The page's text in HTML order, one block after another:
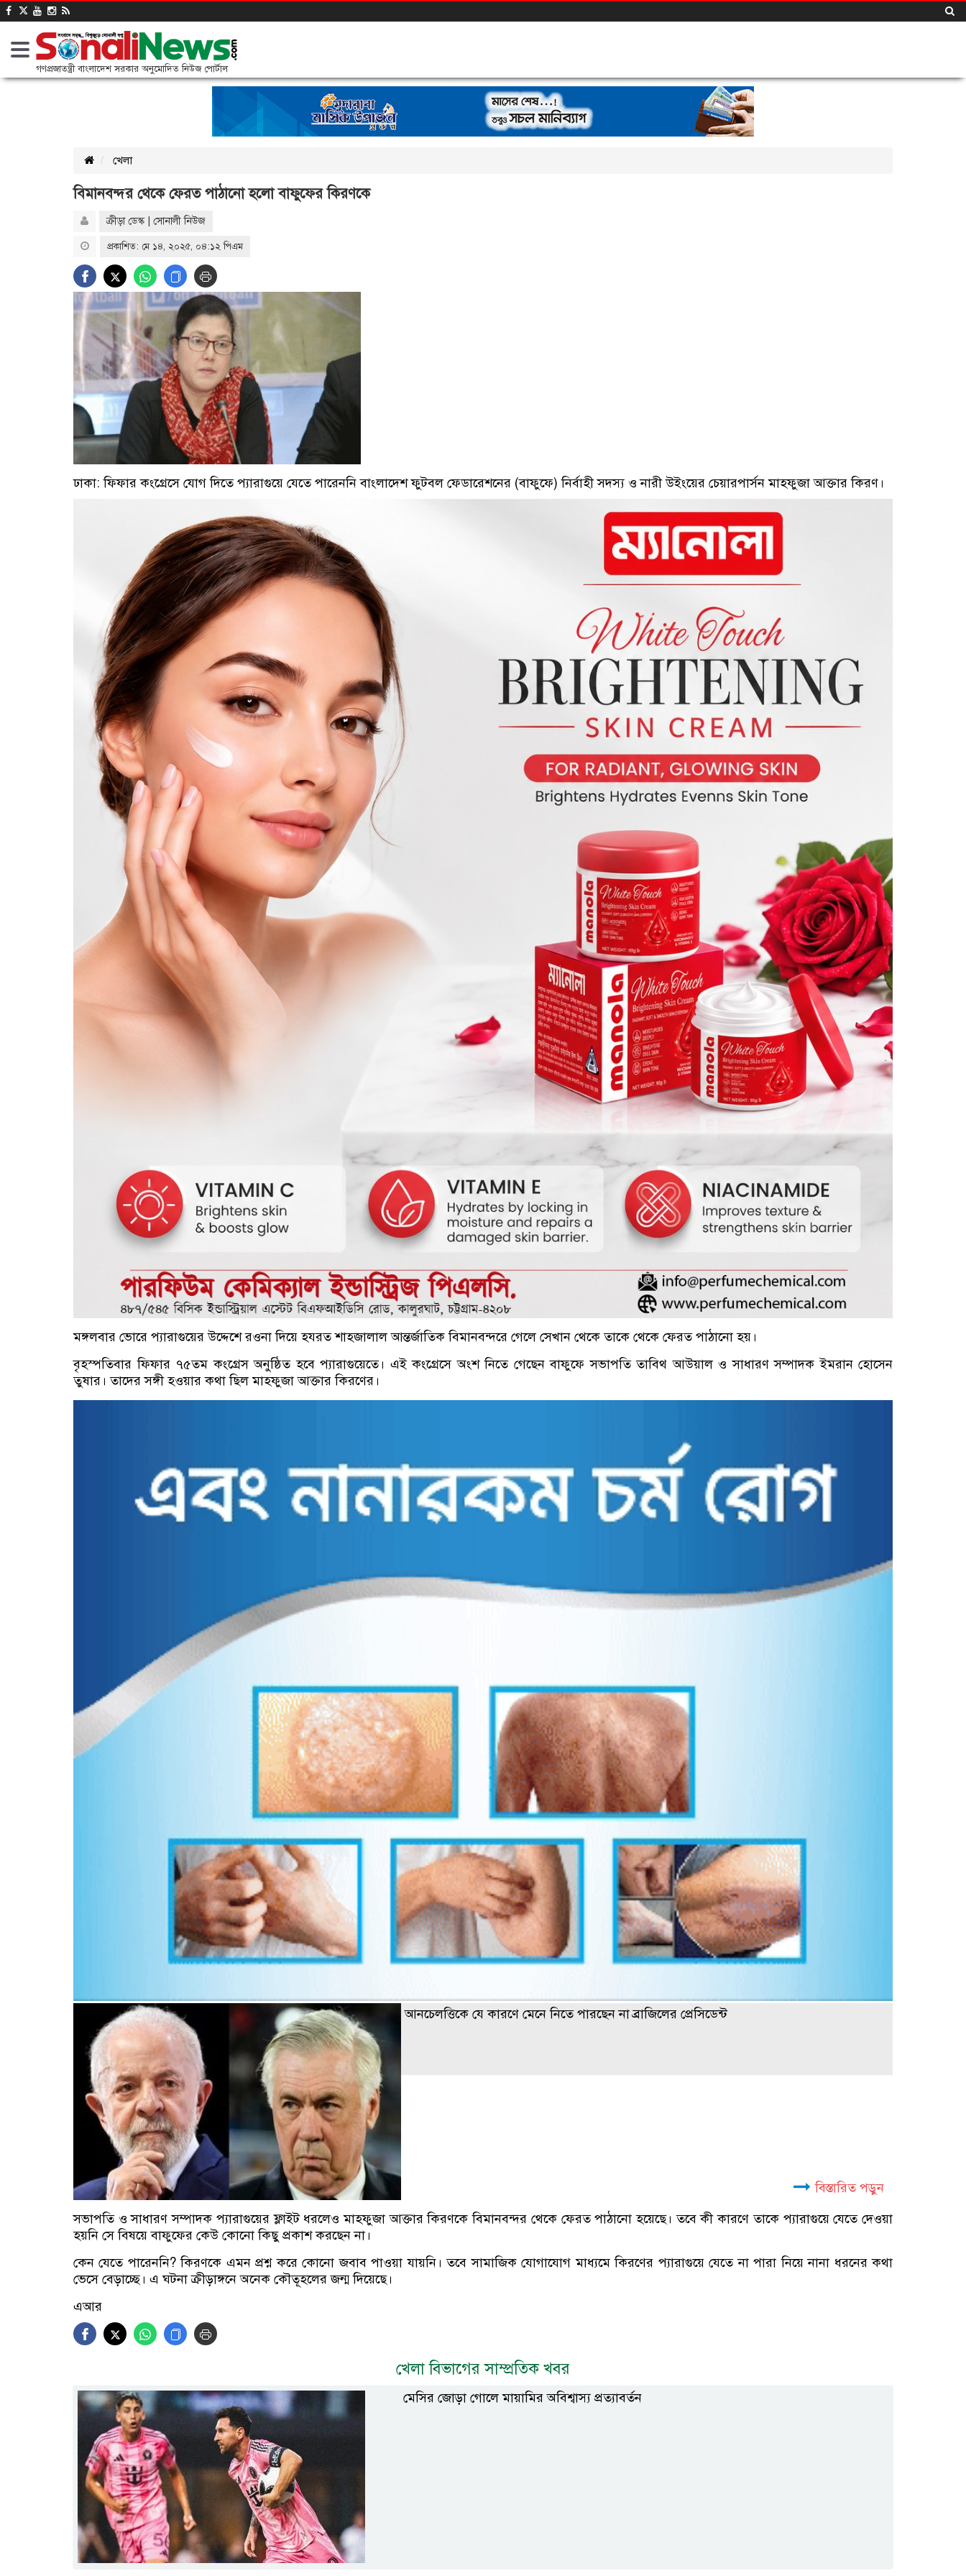
গণপ্রজাতন্ত্রী বাংলাদেশ সরকার অনুমোদিত নিউজ পোর্টাল
খেলা
বিমানবন্দর থেকে ফেরত পাঠানো হলো বাফুফের কিরণকে
ক্রীড়া ডেস্ক | সোনালী নিউজ
প্রকাশিত: মে ১৪, ২০২৫, ০৪:১২ পিএম
ঢাকা: ফিফার কংগ্রেসে যোগ দিতে প্যারাগুয়ে যেতে পারেননি বাংলাদেশ ফুটবল ফেডারেশনের (বাফুফে) নির্বাহী সদস্য ও নারী উইংয়ের চেয়ারপার্সন মাহফুজা আক্তার কিরণ।
মঙ্গলবার ভোরে প্যারাগুয়ের উদ্দেশে রওনা দিয়ে হযরত শাহজালাল আন্তর্জাতিক বিমানবন্দরে গেলে সেখান থেকে তাকে থেকে ফেরত পাঠানো হয়।
বৃহস্পতিবার ফিফার ৭৫তম কংগ্রেস অনুষ্ঠিত হবে প্যারাগুয়েতে। এই কংগ্রেসে অংশ নিতে গেছেন বাফুফে সভাপতি তাবিথ আউয়াল ও সাধারণ সম্পাদক ইমরান হোসেন
তুষার। তাদের সঙ্গী হওয়ার কথা ছিল মাহফুজা আক্তার কিরণের।
আনচেলত্তিকে যে কারণে মেনে নিতে পারছেন না ব্রাজিলের প্রেসিডেন্ট
বিস্তারিত পড়ুন
সভাপতি ও সাধারণ সম্পাদক প্যারাগুয়ের ফ্লাইট ধরলেও মাহফুজা আক্তার কিরণকে বিমানবন্দর থেকে ফেরত পাঠানো হয়েছে। তবে কী কারণে তাকে প্যারাগুয়ে যেতে দেওয়া
হয়নি সে বিষয়ে বাফুফের কেউ কোনো কিছু প্রকাশ করছেন না।
কেন যেতে পারেননি? কিরণকে এমন প্রশ্ন করে কোনো জবাব পাওয়া যায়নি। তবে সামাজিক যোগাযোগ মাধ্যমে কিরণের প্যারাগুয়ে যেতে না পারা নিয়ে নানা ধরনের কথা
ভেসে বেড়াচ্ছে। এ ঘটনা ক্রীড়াঙ্গনে অনেক কৌতূহলের জন্ম দিয়েছে।
এআর
খেলা বিভাগের সাম্প্রতিক খবর
মেসির জোড়া গোলে মায়ামির অবিশ্বাস্য প্রত্যাবর্তন